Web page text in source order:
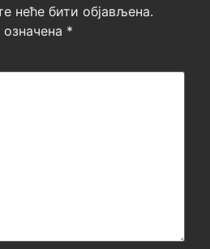
неће бити објављена.
*